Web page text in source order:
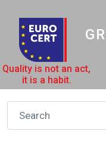
Quality is not an act,
it is a habit.